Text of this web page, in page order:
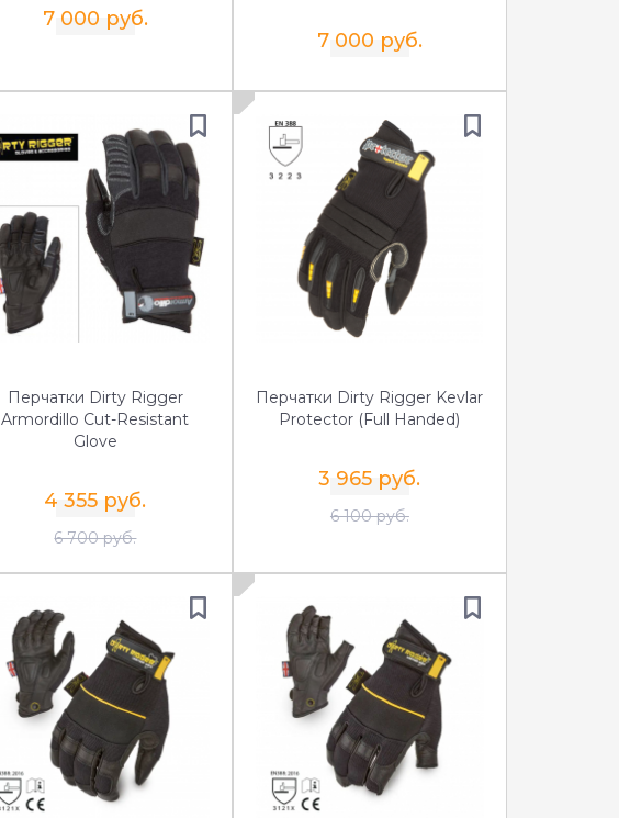
7 000 руб.
7 000 руб.
Перчатки Dirty Rigger
Armordillo Cut-Resistant
Glove
4 355 руб.
6 700 руб.
Перчатки Dirty Rigger Kevlar
Protector (Full Handed)
3 965 руб.
6 100 руб.